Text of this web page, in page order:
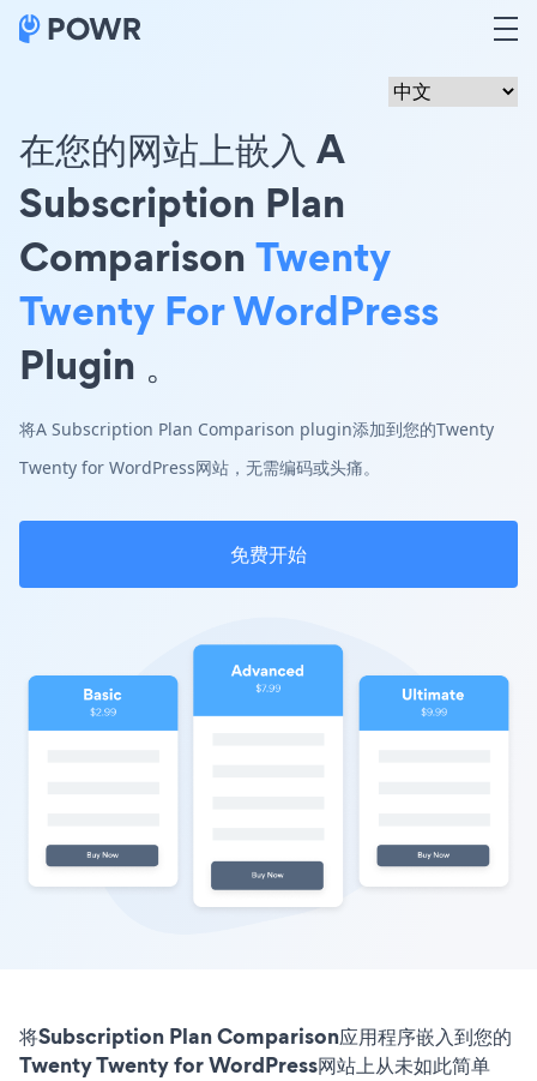
在您的网站上嵌入 A
Subscription Plan
ComparisonTwenty
Twenty For WordPress
Plugin 。
将A Subscription Plan Comparison plugin添加到您的Twenty
Twenty for WordPress网站，无需编码或头痛。
免费开始
将Subscription Plan Comparison应用程序嵌入到您的
Twenty Twenty for WordPress网站上从未如此简单